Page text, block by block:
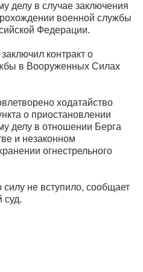
делу в случае заключения
военной службы
Федерации.
контракт о
в Вооруженных Силах
ходатайство
о приостановлении
делу в отношении Берга
и незаконном
огнестрельного
не вступило, сообщает
суд.